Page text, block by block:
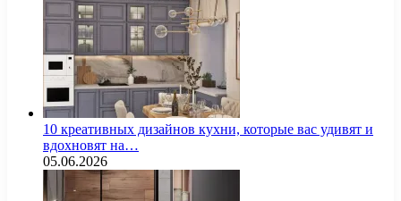
10 креативных дизайнов кухни, которые вас удивят и
вдохновят на…
05.06.2026